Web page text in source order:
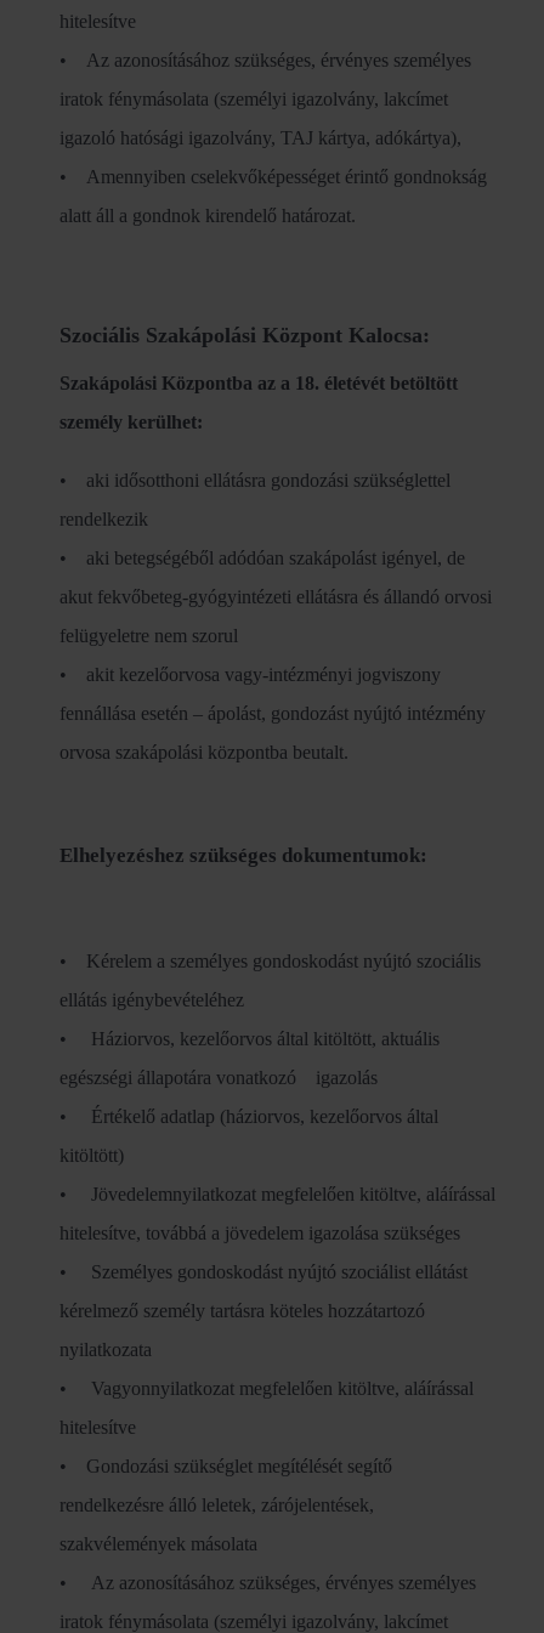
hitelesítve
• Az azonosításához szükséges, érvényes személyes
iratok fénymásolata (személyi igazolvány, lakcímet
igazoló hatósági igazolvány, TAJ kártya, adókártya),
• Amennyiben cselekvőképességet érintő gondnokság
alatt áll a gondnok kirendelő határozat.
Szociális Szakápolási Központ Kalocsa:
Szakápolási Központba az a 18. életévét betöltött
személy kerülhet:
• aki idősotthoni ellátásra gondozási szükséglettel
rendelkezik
• aki betegségéből adódóan szakápolást igényel, de
akut fekvőbeteg-gyógyintézeti ellátásra és állandó orvosi
felügyeletre nem szorul
• akit kezelőorvosa vagy-intézményi jogviszony
fennállása esetén – ápolást, gondozást nyújtó intézmény
orvosa szakápolási központba beutalt.
Elhelyezéshez szükséges dokumentumok:
• Kérelem a személyes gondoskodást nyújtó szociális
ellátás igénybevételéhez
• Háziorvos, kezelőorvos által kitöltött, aktuális
egészségi állapotára vonatkozó igazolás
• Értékelő adatlap (háziorvos, kezelőorvos által
kitöltött)
• Jövedelemnyilatkozat megfelelően kitöltve, aláírással
hitelesítve, továbbá a jövedelem igazolása szükséges
• Személyes gondoskodást nyújtó szociálist ellátást
kérelmező személy tartásra köteles hozzátartozó
nyilatkozata
• Vagyonnyilatkozat megfelelően kitöltve, aláírással
hitelesítve
• Gondozási szükséglet megítélését segítő
rendelkezésre álló leletek, zárójelentések,
szakvélemények másolata
• Az azonosításához szükséges, érvényes személyes
iratok fénymásolata (személyi igazolvány, lakcímet